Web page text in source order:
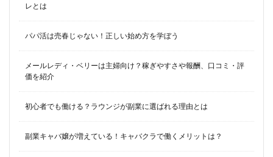
レとは
パパ活は売春じゃない！正しい始め方を学ぼう
メールレディ・ベリーは主婦向け？稼ぎやすさや報酬、口コミ・評
価を紹介
初心者でも働ける？ラウンジが副業に選ばれる理由とは
副業キャバ嬢が増えている！キャバクラで働くメリットは？